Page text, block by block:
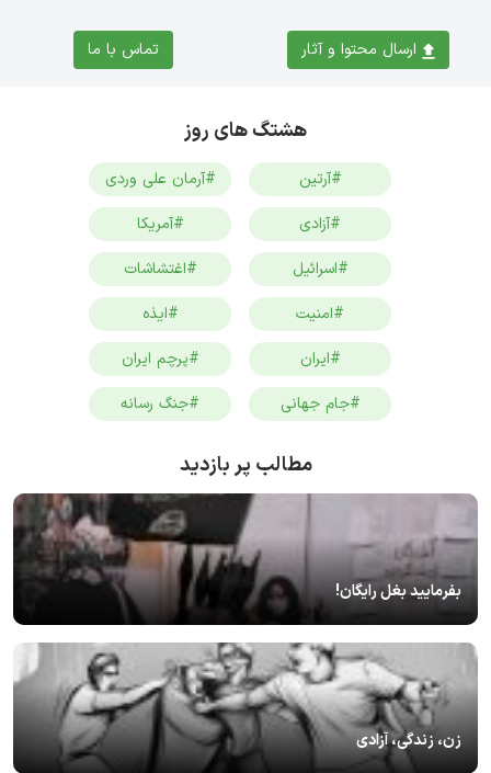
ارسال محتوا و آثار تماس با ما
هشتگ های روز
#آرتین
#آرمان علی وردی
#آزادی
#آمریکا
#اسرائیل
#اغتشاشات
#امنیت
#ایذه
#ایران
#پرچم ایران
#جام جهانی
#جنگ رسانه
مطالب پر بازدید
بفرمایید بغل رایگان!
زن، زندگی، آزادی